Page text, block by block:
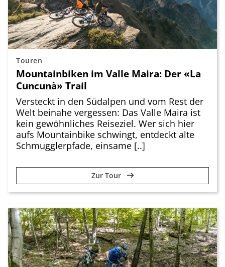
Touren
Mountainbiken im Valle Maira: Der «La
Cuncunà» Trail
Versteckt in den Südalpen und vom Rest der
Welt beinahe vergessen: Das Valle Maira ist
kein gewöhnliches Reiseziel. Wer sich hier
aufs Mountainbike schwingt, entdeckt alte
Schmugglerpfade, einsame [..]
Zur Tour